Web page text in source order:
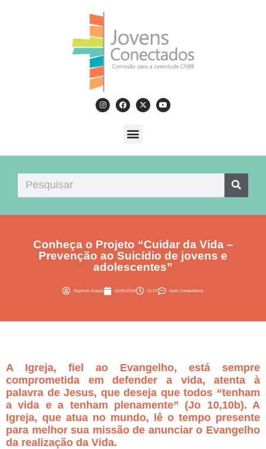
Conheça o Projeto “Cuidar da Vida –
Prevenção ao Suicídio de jovens e
adolescentes”
Raylson Araujo 02/05/2024 01:07 Sem Comentários
A Igreja, fiel ao Evangelho, está sempre
comprometida em defender a vida, atenta à
palavra de Jesus, que deseja que todos “tenham
a vida e a tenham plenamente” (Jo 10,10b). A
Igreja, que atua no mundo, lê o tempo presente
para melhor sua missão de anunciar o Evangelho
da realização da Vida.